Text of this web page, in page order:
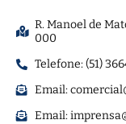
R. Manoel de
000
Telefone: (51)
Email:
Email: